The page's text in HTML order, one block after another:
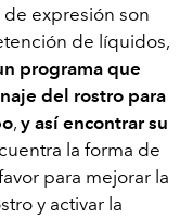
expresión son
de líquidos,
programa que
del rostro para
, y así encontrar su
la forma de
para mejorar la
y activar la